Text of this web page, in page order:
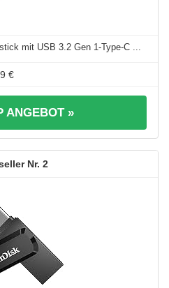
mit USB 3.2 Gen 1-Type-C ...
€
ANGEBOT »
2